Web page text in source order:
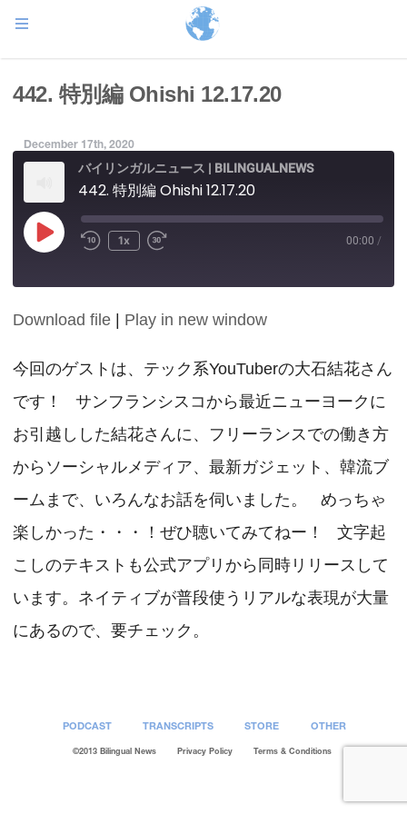
442. 特別編 Ohishi 12.17.20
December 17th, 2020
バイリンガルニュース | BILINGUALNEWS
442. 特別編 Ohishi 12.17.20
Play
Episode
1x 00:00 /
SHARE
LINK
EMBED
Download file Play in new window
今回のゲストは、テック系YouTuberの大石結花さん
です！ サンフランシスコから最近ニューヨークに
お引越しした結花さんに、フリーランスでの働き方
からソーシャルメディア、最新ガジェット、韓流ブ
ームまで、いろんなお話を伺いました。 めっちゃ
楽しかった・・・！ぜひ聴いてみてねー！ 文字起
こしのテキストも公式アプリから同時リリースして
います。ネイティブが普段使うリアルな表現が大量
にあるので、要チェック。
PODCAST TRANSCRIPTS STORE OTHER
©2013 Bilingual News Privacy Policy Terms & Conditions